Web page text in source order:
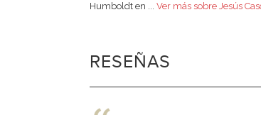
Humboldt en ... Ver más sobre Jesús
RESEÑAS